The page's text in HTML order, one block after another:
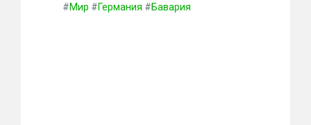
#Мир #Германия #Бавария